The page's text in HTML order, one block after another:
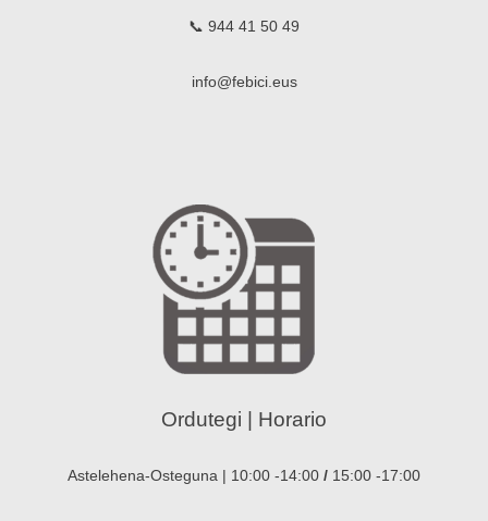
📞 944 41 50 49
info@febici.eus
Ordutegi | Horario
Astelehena-Osteguna | 10:00 -14:00 / 15:00 -17:00